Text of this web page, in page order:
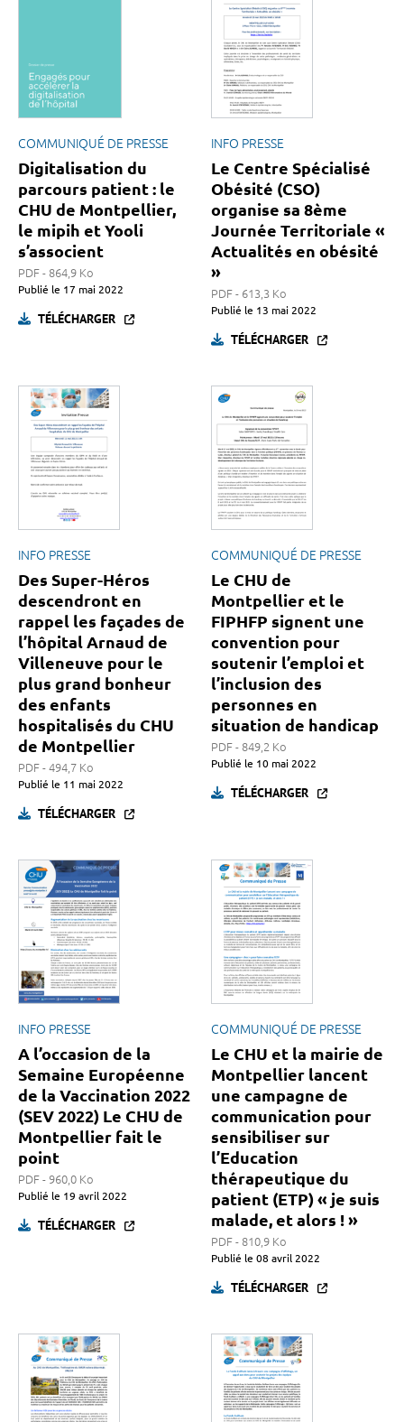
COMMUNIQUÉ DE PRESSE
Digitalisation du
parcours patient : le
CHU de Montpellier,
le mipih et Yooli
s’associent
PDF - 864,9 Ko
Publié le 17 mai 2022
TÉLÉCHARGER
INFO PRESSE
Le Centre Spécialisé
Obésité (CSO)
organise sa 8ème
Journée Territoriale «
Actualités en obésité
»
PDF - 613,3 Ko
Publié le 13 mai 2022
TÉLÉCHARGER
INFO PRESSE
Des Super-Héros
descendront en
rappel les façades de
l’hôpital Arnaud de
Villeneuve pour le
plus grand bonheur
des enfants
hospitalisés du CHU
de Montpellier
PDF - 494,7 Ko
Publié le 11 mai 2022
TÉLÉCHARGER
COMMUNIQUÉ DE PRESSE
Le CHU de
Montpellier et le
FIPHFP signent une
convention pour
soutenir l’emploi et
l’inclusion des
personnes en
situation de handicap
PDF - 849,2 Ko
Publié le 10 mai 2022
TÉLÉCHARGER
INFO PRESSE
A l’occasion de la
Semaine Européenne
de la Vaccination 2022
(SEV 2022) Le CHU de
Montpellier fait le
point
PDF - 960,0 Ko
Publié le 19 avril 2022
TÉLÉCHARGER
COMMUNIQUÉ DE PRESSE
Le CHU et la mairie de
Montpellier lancent
une campagne de
communication pour
sensibiliser sur
l’Education
thérapeutique du
patient (ETP) « je suis
malade, et alors ! »
PDF - 810,9 Ko
Publié le 08 avril 2022
TÉLÉCHARGER